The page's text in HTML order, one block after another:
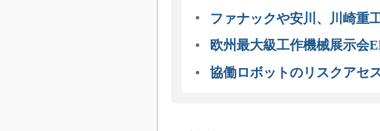
ファナックや安川、川崎重
欧州最大級工作機械展示会
協働ロボットのリスクアセ